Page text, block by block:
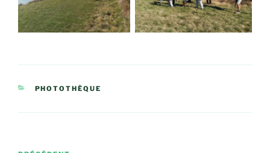
CATÉGORIES
PHOTOTHÈQUE
Navigation